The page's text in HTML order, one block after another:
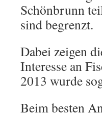
Schönbrunn
sind begrenzt.
Dabei zeigen
Interesse an
2013 wurde
Beim besten